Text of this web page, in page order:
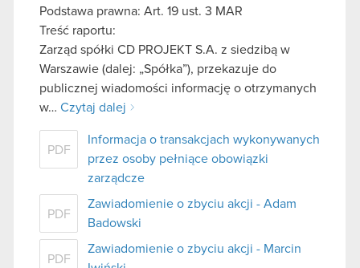
Podstawa prawna: Art. 19 ust. 3 MAR
Treść raportu:
Zarząd spółki CD PROJEKT S.A. z siedzibą w
Warszawie (dalej: „Spółka”), przekazuje do
publicznej wiadomości informację o otrzymanych
w… Czytaj dalej
PDF
Informacja o transakcjach wykonywanych
przez osoby pełniące obowiązki
zarządcze
PDF
Zawiadomienie o zbyciu akcji - Adam
Badowski
PDF
Zawiadomienie o zbyciu akcji - Marcin